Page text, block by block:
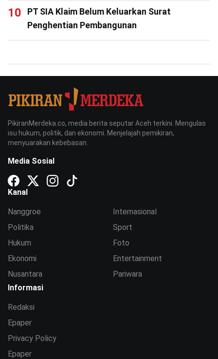
PT SIA Klaim Belum Keluarkan Surat
Penghentian Pembangunan
PikiranMerdeka.co, media berita seputar Aceh terkini. Mengulas
isu hukum, politik, dan ekonomi. Menjelajah pemikiran,
menyuarakan kebebasan.
Media Sosial
Kanal
Nanggroe
Politika
Hukum
Ekonomi
Nusantara
Internasional
Sport
Foto
Entertainment
Pariwara
Informasi
Redaksi
Epaper
Privacy Policy
Epaper